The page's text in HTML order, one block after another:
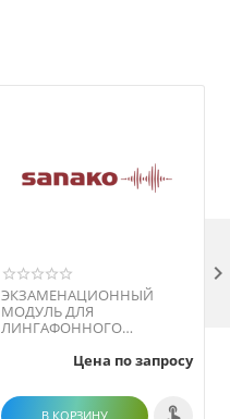
ЭКЗАМЕНАЦИОННЫЙ
МОДУЛЬ ДЛЯ
ЛИНГАФОННОГО
КОМПЛЕКСА SANAKO STUDY
Цена по запросу
В КОРЗИНУ
